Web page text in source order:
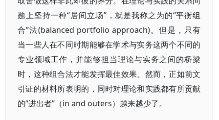
题上坚持一种“居间立场”，就是我称之为的“平衡组
合”法(balanced portfolio approach)。但是，只有
当一些人在不同时期能够在学术与实务这两个不同的
专业领域工作，并能够担当理论与实务之间的桥梁
时，这种组合法才能发挥最佳效果。然而，正如前文
引证的材料所表明的，同时对理论和实践都有所贡献
的“进出者”（in and outers）越来越少了。